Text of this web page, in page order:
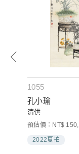
1055
孔小瑜
清供
預估價：NT$
2022夏拍